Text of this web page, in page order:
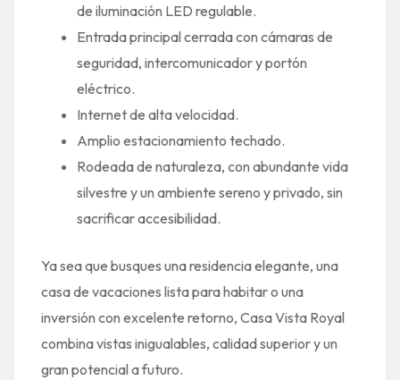
de iluminación LED regulable.
Entrada principal cerrada con cámaras de
seguridad, intercomunicador y portón
eléctrico.
Internet de alta velocidad.
Amplio estacionamiento techado.
Rodeada de naturaleza, con abundante vida
silvestre y un ambiente sereno y privado, sin
sacrificar accesibilidad.
Ya sea que busques una residencia elegante, una
casa de vacaciones lista para habitar o una
inversión con excelente retorno, Casa Vista Royal
combina vistas inigualables, calidad superior y un
gran potencial a futuro.